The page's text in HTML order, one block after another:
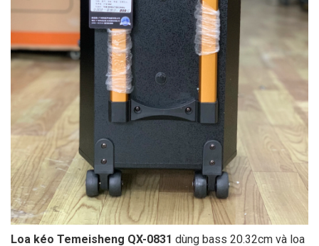
Loa kéo Temeisheng QX-0831 dùng bass 20.32cm và loa